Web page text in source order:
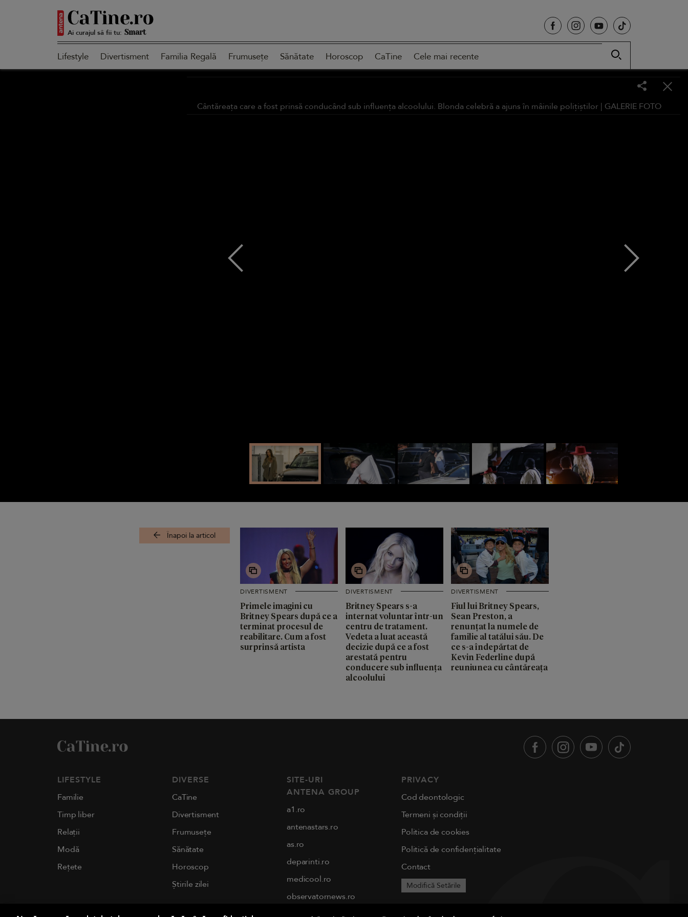
Ai curajul să fii tu:
Autentică
Smart
Lifestyle Divertisment Familia Regală Frumusețe Sănătate Horoscop CaTine Cele mai recente
Cântăreața care a fost prinsă conducând sub influența alcoolului. Blonda celebră a ajuns în mâinile polițiștilor | GALERIE FOTO
Înapoi la articol
DIVERTISMENT
Primele imagini cu
Britney Spears după ce a
terminat procesul de
reabilitare. Cum a fost
surprinsă artista
DIVERTISMENT
Britney Spears s-a
internat voluntar într-un
centru de tratament.
Vedeta a luat această
decizie după ce a fost
arestată pentru
conducere sub influența
alcoolului
DIVERTISMENT
Fiul lui Britney Spears,
Sean Preston, a
renunțat la numele de
familie al tatălui său. De
ce s-a îndepărtat de
Kevin Federline după
reuniunea cu cântăreața
LIFESTYLE
Familie
Timp liber
Relații
Modă
Rețete
DIVERSE
CaTine
Divertisment
Frumusețe
Sănătate
Horoscop
Știrile zilei
SITE-URI
ANTENA GROUP
a1.ro
antenastars.ro
as.ro
deparinti.ro
medicool.ro
observatornews.ro
spynews.ro
PRIVACY
Cod deontologic
Termeni și condiții
Politica de cookies
Politică de confidențialitate
Contact
Modifică Setările